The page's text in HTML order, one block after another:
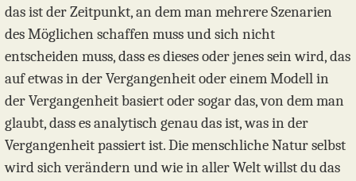
das ist der Zeitpunkt, an dem man mehrere Szenarien
des Möglichen schaffen muss und sich nicht
entscheiden muss, dass es dieses oder jenes sein wird, das
auf etwas in der Vergangenheit oder einem Modell in
der Vergangenheit basiert oder sogar das, von dem man
glaubt, dass es analytisch genau das ist, was in der
Vergangenheit passiert ist. Die menschliche Natur selbst
wird sich verändern und wie in aller Welt willst du das